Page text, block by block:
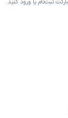
ثبت‌نام یا ورود کنید.